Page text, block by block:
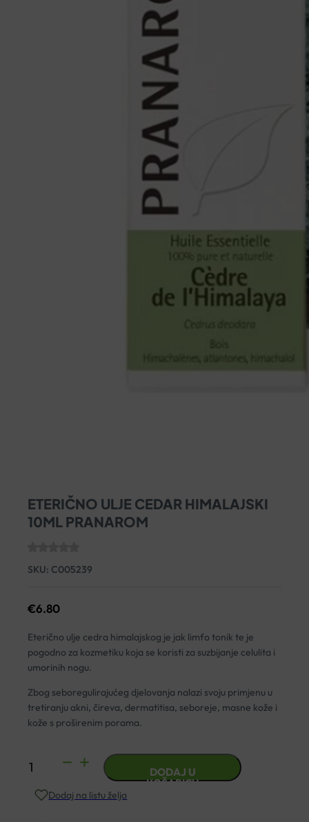
ETERIČNO ULJE CEDAR HIMALAJSKI
10ML PRANAROM
SKU: C005239
€6.80
Eterično ulje cedra himalajskog je jak limfo tonik te je
pogodno za kozmetiku koja se koristi za suzbijanje celulita i
umorinih nogu.
Zbog seboregulirajućeg djelovanja nalazi svoju primjenu u
tretiranju akni, čireva, dermatitisa, seboreje, masne kože i
kože s proširenim porama.
ETERIČNO
CEDAR
DODAJ U
KOŠARICU
Dodaj na listu želja